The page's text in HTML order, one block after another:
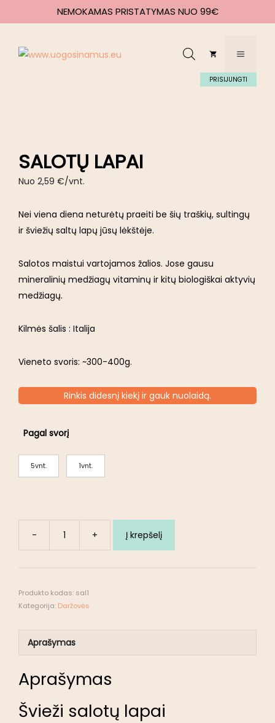
NEMOKAMAS PRISTATYMAS NUO 99€
PRISIJUNGTI
SALOTŲ LAPAI
Nuo 2,59 €/vnt.
Nei viena diena neturėtų praeiti be šių traškių, sultingų
ir šviežių saltų lapų jūsų lėkštėje.
Salotos maistui vartojamos žalios. Jose gausu
mineralinių medžiagų vitaminų ir kitų biologiškai aktyvių
medžiagų.
Kilmės šalis : Italija
Vieneto svoris: ~300-400g.
Rinkis didesnį kiekį ir gauk nuolaidą.
Pagal svorį
5vnt. 1vnt.
- + Į krepšelį
Produkto kodas: sal1
Kategorija: Daržovės
Aprašymas
Aprašymas
Švieži salotų lapai